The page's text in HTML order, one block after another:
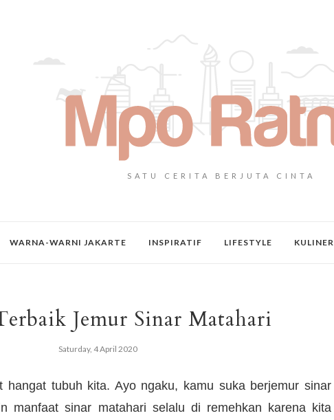
SATU CERITA BERJUTA CINTA
WARNA-WARNI JAKARTE INSPIRATIF LIFESTYLE KULINER
Jemur Sinar Matahari
Saturday, 4 April 2020
hangat tubuh kita. Ayo ngaku, kamu suka berjemur sinar
manfaat sinar matahari selalu di remehkan karena kita